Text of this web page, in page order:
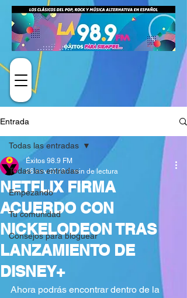
Entrada
Todas las entradas
Empezando
Tu comunidad
Consejos para bloguear
Todas las entradas
NETFLIX FIRMA
ACUERDO CON
NICKELODEON TRAS
LANZAMIENTO DE
DISNEY+
Éxitos 98.9 FM
26 nov 2019 1 min de lectura
Ahora podrás encontrar dentro de la